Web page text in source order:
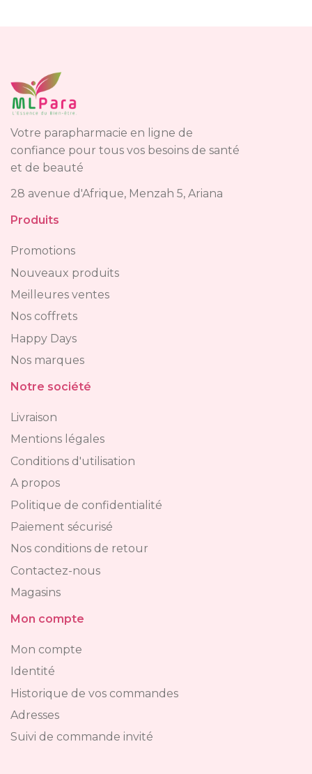
Votre parapharmacie en ligne de
confiance pour tous vos besoins de santé
et de beauté
28 avenue d'Afrique, Menzah 5, Ariana
Produits
Promotions
Nouveaux produits
Meilleures ventes
Nos coffrets
Happy Days
Nos marques
Notre société
Livraison
Mentions légales
Conditions d'utilisation
A propos
Politique de confidentialité
Paiement sécurisé
Nos conditions de retour
Contactez-nous
Magasins
Mon compte
Mon compte
Identité
Historique de vos commandes
Adresses
Suivi de commande invité